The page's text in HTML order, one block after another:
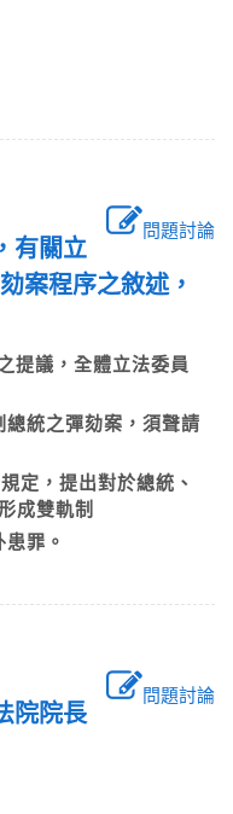
問題討論
有關立
案程序之敘述，
提議，全體立法委員
統之彈劾案，須聲請
定，提出對於總統、
成雙軌制
罪。
問題討論
院院長